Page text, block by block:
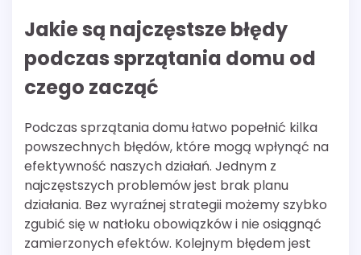
Jakie są najczęstsze błędy
podczas sprzątania domu od
czego zacząć
Podczas sprzątania domu łatwo popełnić kilka
powszechnych błędów, które mogą wpłynąć na
efektywność naszych działań. Jednym z
najczęstszych problemów jest brak planu
działania. Bez wyraźnej strategii możemy szybko
zgubić się w natłoku obowiązków i nie osiągnąć
zamierzonych efektów. Kolejnym błędem jest